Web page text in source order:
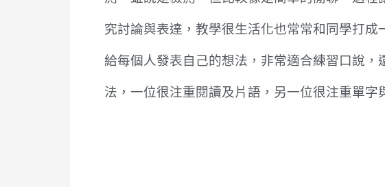
究討論與表達，教學很生活化也常常和同學打
給每個人發表自己的想法，非常適合練習口說
法，一位很注重閱讀及片語，另一位很注重單